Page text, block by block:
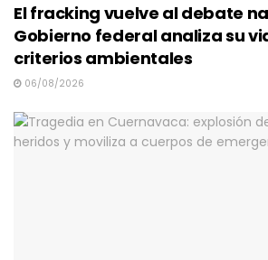
El fracking vuelve al debate
Gobierno federal analiza su
criterios ambientales
06/08/2026